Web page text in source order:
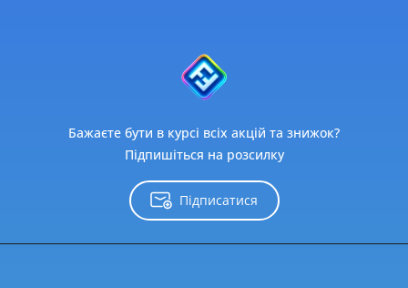
Бажаєте бути в курсі всіх акцій та знижок?
Підпишіться на розсилку
Підписатися